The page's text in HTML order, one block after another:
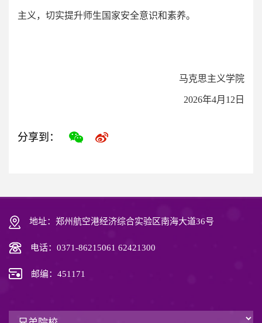
主义，切实提升师生国家安全意识和素养。
马克思主义学院
2026年4月12日
分享到：
地址：郑州航空港经济综合实验区南海大道36号
电话：0371-86215061 62421300
邮编：451171